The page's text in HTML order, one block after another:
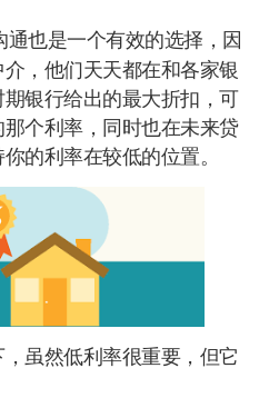
通也是一个有效的选择，因
，他们天天都在和各家银
银行给出的最大折扣，可
个利率，同时也在未来贷
的利率在较低的位置。
虽然低利率很重要，但它